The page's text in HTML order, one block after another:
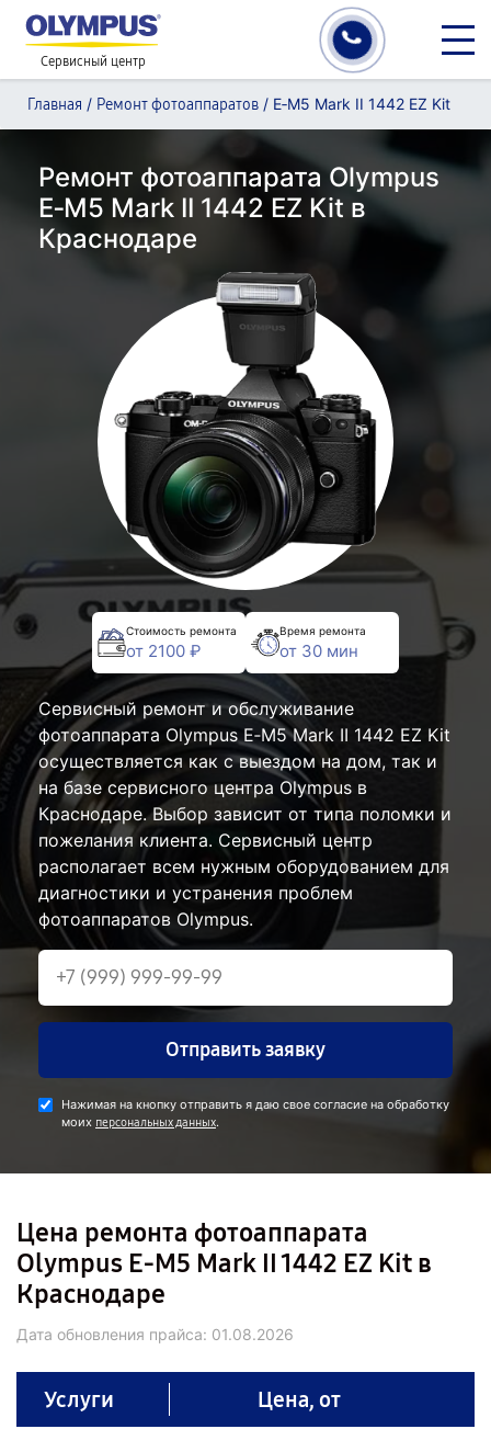
Сервисный центр
Главная / Ремонт фотоаппаратов / E‑M5 Mark II 1442 EZ Kit
Ремонт фотоаппарата Olympus
E‑M5 Mark II 1442 EZ Kit в
Краснодаре
Стоимость ремонта
от 2100 ₽
Время ремонта
от 30 мин
Сервисный ремонт и обслуживание
фотоаппарата Olympus E‑M5 Mark II 1442 EZ Kit
осуществляется как с выездом на дом, так и
на базе сервисного центра Olympus в
Краснодаре. Выбор зависит от типа поломки и
пожелания клиента. Сервисный центр
располагает всем нужным оборудованием для
диагностики и устранения проблем
фотоаппаратов Olympus.
Отправить заявку
Нажимая на кнопку отправить я даю свое согласие на обработку
моих персональных данных.
Цена ремонта фотоаппарата
Olympus E‑M5 Mark II 1442 EZ Kit в
Краснодаре
Дата обновления прайса: 01.08.2026
Услуги Цена, от